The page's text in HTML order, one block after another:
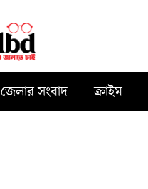
জেলার সংবাদ ক্রাইম